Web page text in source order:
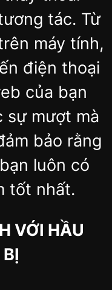
tác. Từ
máy tính,
điện thoại
của bạn
sự mượt mà
bảo rằng
luôn có
tốt nhất.
VỚI HẦU